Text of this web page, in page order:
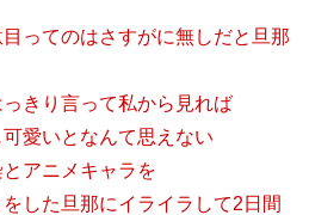
ってのはさすがに無しだと旦那
きり言って私から見れば
愛いとなんて思えない
アニメキャラを
した旦那にイライラして2日間